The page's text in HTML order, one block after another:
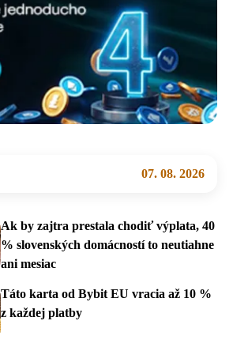
07. 08. 2026
Ak by zajtra prestala chodiť výplata, 40
% slovenských domácností to neutiahne
ani mesiac
Táto karta od Bybit EU vracia až 10 %
z každej platby